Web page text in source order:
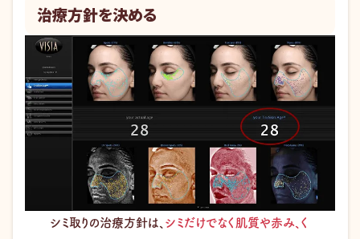
治療方針を決める
シミ取りの治療方針は、 シミだけでなく肌質や赤み、く